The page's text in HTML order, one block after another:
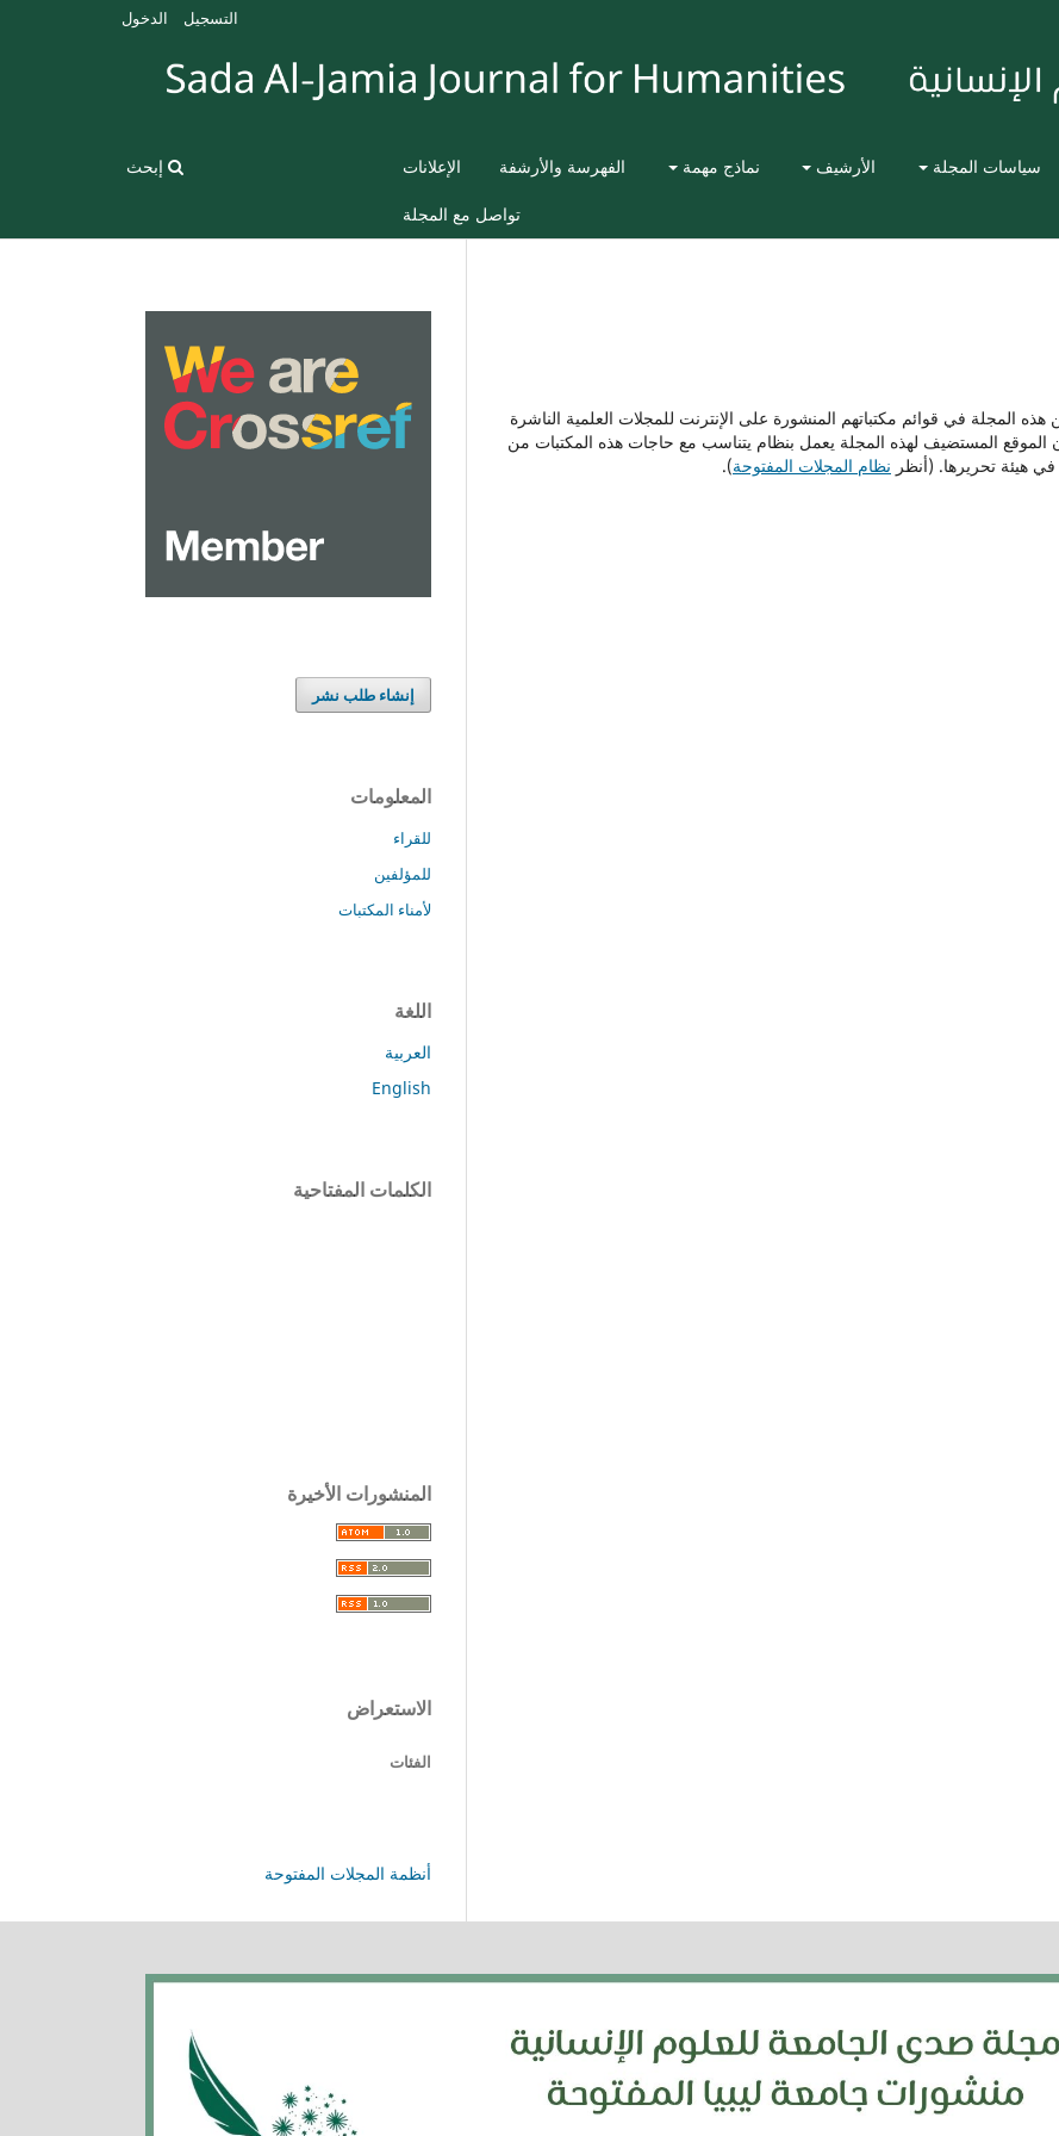
سياسات المجلة الأرشيف نماذج مهمة الفهرسة والأرشفة الإعلانات
تواصل مع المجلة
إبحث
التسجيل الدخول
المجلة في قوائم مكتباتهم المنشورة على الإنترنت للمجلات العلمية الناشرة
الموقع المستضيف لهذه المجلة يعمل بنظام يتناسب مع حاجات هذه المكتبات من
هيئة تحريرها. (أنظر نظام المجلات المفتوحة).
إنشاء طلب نشر
المعلومات
للقراء
للمؤلفين
لأمناء المكتبات
اللغة
العربية
English
الكلمات المفتاحية
المنشورات الأخيرة
الاستعراض
الفئات
أنظمة المجلات المفتوحة